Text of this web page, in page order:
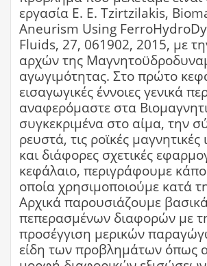
εργασία Ε. Ε. Tzirtzilakis,
Aneurism Using
Fluids, 27, 061902, 2015, με
αρχών της
αγωγιμότητας. Στο πρώτο
εισαγωγικές έννοιες γενικά
αναφερόμαστε στα
συγκεκριμένα στο αίμα, την
ρευστά, τις ροϊκές
και διάφορες σχετικές
κεφάλαιο, περιγράφουμε
οποία χρησιμοποιούμε κατά
Αρχικά παρουσιάζουμε
πεπερασμένων διαφορών με
προσέγγιση μερικών
είδη των προβλημάτων όπως